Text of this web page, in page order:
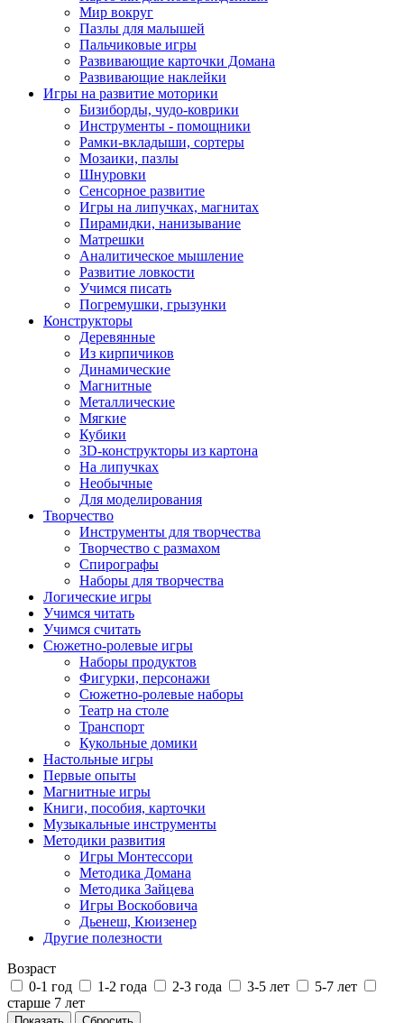
Мир вокруг
Пазлы для малышей
Пальчиковые игры
Развивающие карточки Домана
Развивающие наклейки
Игры на развитие моторики
Бизиборды, чудо-коврики
Инструменты - помощники
Рамки-вкладыши, сортеры
Мозаики, пазлы
Шнуровки
Сенсорное развитие
Игры на липучках, магнитах
Пирамидки, нанизывание
Матрешки
Аналитическое мышление
Развитие ловкости
Учимся писать
Погремушки, грызунки
Конструкторы
Деревянные
Из кирпичиков
Динамические
Магнитные
Металлические
Мягкие
Кубики
3D-конструкторы из картона
На липучках
Необычные
Для моделирования
Творчество
Инструменты для творчества
Творчество с размахом
Спирографы
Наборы для творчества
Логические игры
Учимся читать
Учимся считать
Сюжетно-ролевые игры
Наборы продуктов
Фигурки, персонажи
Сюжетно-ролевые наборы
Театр на столе
Транспорт
Кукольные домики
Настольные игры
Первые опыты
Магнитные игры
Книги, пособия, карточки
Музыкальные инструменты
Методики развития
Игры Монтессори
Методика Домана
Методика Зайцева
Игры Воскобовича
Дьенеш, Кюизенер
Другие полезности
Возраст
0-1 год
1-2 года 2-3 года 3-5 лет
5-7 лет
старше 7 лет